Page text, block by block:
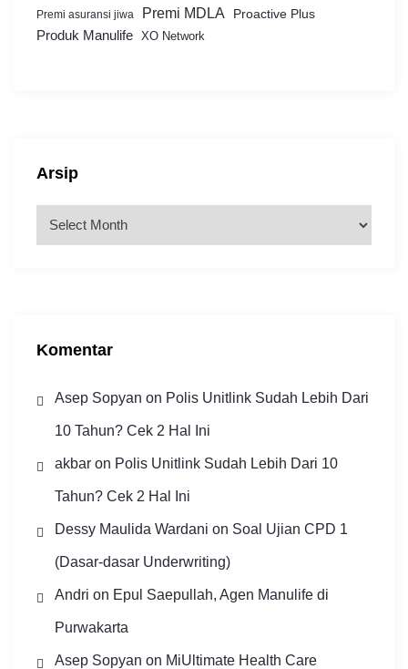
Premi asuransi jiwa Premi MDLA
Proactive Plus
Produk Manulife XO Network
Arsip
Komentar
Asep Sopyan on Polis Unitlink Sudah Lebih Dari
10 Tahun? Cek 2 Hal Ini
akbaron Polis Unitlink Sudah Lebih Dari 10
Tahun? Cek 2 Hal Ini
Dessy Maulida Wardani on Soal Ujian CPD 1
(Dasar-dasar Underwriting)
Andri on Epul Saepullah, Agen Manulife di
Purwakarta
Asep Sopyan on MiUltimate Health Care